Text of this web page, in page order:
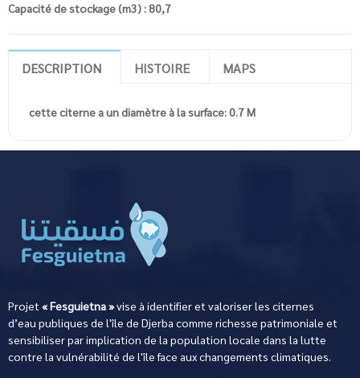
Capacité de stockage (m3) : 80,7
DESCRIPTION HISTOIRE MAPS
cette citerne a un diamètre à la surface: 0.7 M
Projet « Fesguietna »vise à identifier et valoriser les citernes
d’eau publiques de l'île de Djerba comme richesse patrimoniale et
sensibiliser par implication de la population locale dans la lutte
contre la vulnérabilité de l'île face aux changements climatiques.